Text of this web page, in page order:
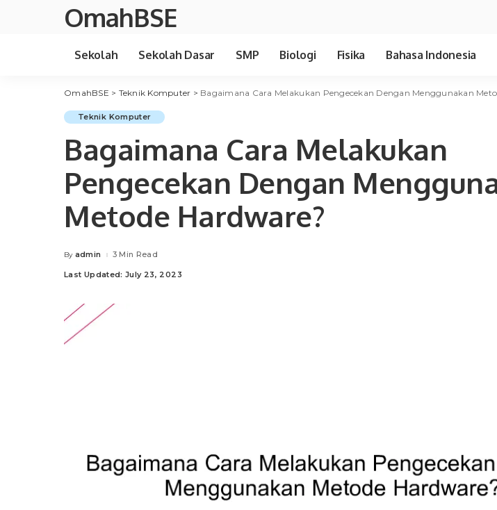
OmahBSE
Sekolah Sekolah Dasar SMP Biologi Fisika Bahasa Indonesia
OmahBSE > Teknik Komputer > Bagaimana Cara Melakukan Pengecekan Dengan Menggunakan
Teknik Komputer
Bagaimana Cara Melakukan
Pengecekan Dengan
Metode Hardware?
Posted
By admin 3 Min Read
Last Updated: July 23, 2023